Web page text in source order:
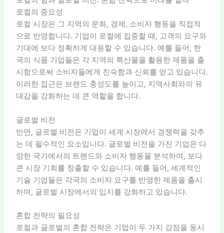
로컬의 중요성
로컬 시장은 그 지역의 문화, 경제, 소비자 행동을 직접적
으로 반영합니다. 기업이 로컬에 집중할 때, 고객의 요구와
기대에 보다 정확하게 대응할 수 있습니다. 예를 들어, 한
국의 식품 기업들은 각 지역의 특산물을 활용한 제품을 출
시함으로써 소비자들에게 친숙함과 신뢰를 얻고 있습니다.
이러한 접근은 브랜드 충성도를 높이고, 지역사회와의 유
대감을 강화하는 데 큰 역할을 합니다.
글로벌 비전
반면, 글로벌 비전은 기업이 세계 시장에서 경쟁력을 갖추
는 데 필수적인 요소입니다. 글로벌 비전을 가진 기업은 다
양한 국가에서의 트렌드와 소비자 행동을 분석하여, 보다
큰 시장 기회를 창출할 수 있습니다. 예를 들어, 세계적인
기술 기업들은 각국의 소비자 요구를 반영한 제품을 출시
하며, 글로벌 시장에서의 입지를 강화하고 있습니다.
혼합 전략의 필요성
로컬과 글로벌의 혼합 전략은 기업이 두 가지 강점을 동시